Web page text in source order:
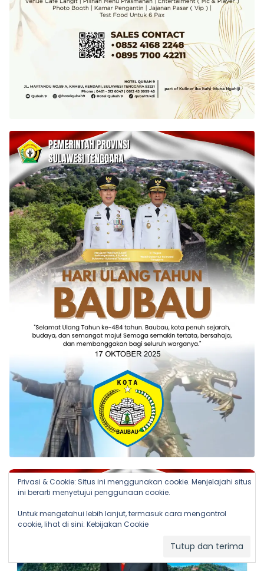
Privasi & Cookie: Situs ini menggunakan cookie. Menjelajahi situs
ini berarti menyetujui penggunaan cookie.
Untuk mengetahui lebih lanjut, termasuk cara mengontrol
cookie, lihat di sini: Kebijakan Cookie